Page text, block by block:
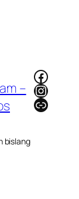
–
bislang
Link